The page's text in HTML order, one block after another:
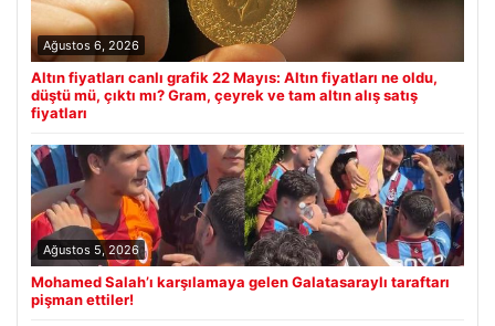
Ağustos 6, 2026
Altın fiyatları canlı grafik 22 Mayıs: Altın fiyatları ne oldu,
düştü mü, çıktı mı? Gram, çeyrek ve tam altın alış satış
fiyatları
Ağustos 5, 2026
Mohamed Salah’ı karşılamaya gelen Galatasaraylı taraftarı
pişman ettiler!